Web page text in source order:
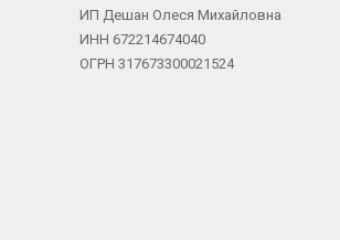
ИП Дешан Олеся Михайловна
ИНН 672214674040
ОГРН 317673300021524